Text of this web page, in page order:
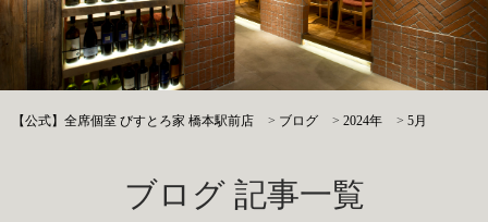
【公式】全席個室 びすとろ家 橋本駅前店 > ブログ >2024年 >5月
ブログ 記事一覧